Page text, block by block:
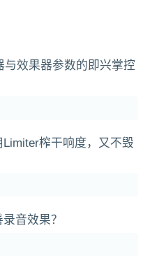
效果器参数的即兴掌控
榨干响度，又不毁
音效果？